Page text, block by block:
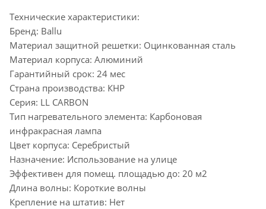
Технические характеристики:
Бренд: Ballu
Материал защитной решетки: Оцинкованная сталь
Материал корпуса: Алюминий
Гарантийный срок: 24 мес
Страна производства: КНР
Серия: LL CARBON
Тип нагревательного элемента: Карбоновая
инфракрасная лампа
Цвет корпуса: Серебристый
Назначение: Использование на улице
Эффективен для помещ. площадью до: 20 м2
Длина волны: Короткие волны
Крепление на штатив: Нет